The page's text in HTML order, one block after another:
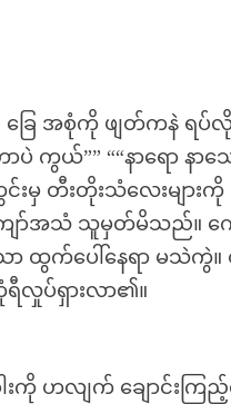
ခြေ အစုံကို ဖျတ်ကနဲ ရပ်
ယ်”” ““နာရော နာသ
းမှ တီးတိုးသံလေးများကို
ျော်အသံ သူမှတ်မိသည်။ က
က်ပေါ်နေရာ မသဲကွဲ။ ဝို
လှုပ်ရှားလာ၏။
းကို ဟလျက် ချောင်းက